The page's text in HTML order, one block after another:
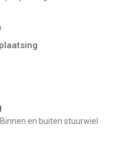
Binnen en buiten stuurwiel